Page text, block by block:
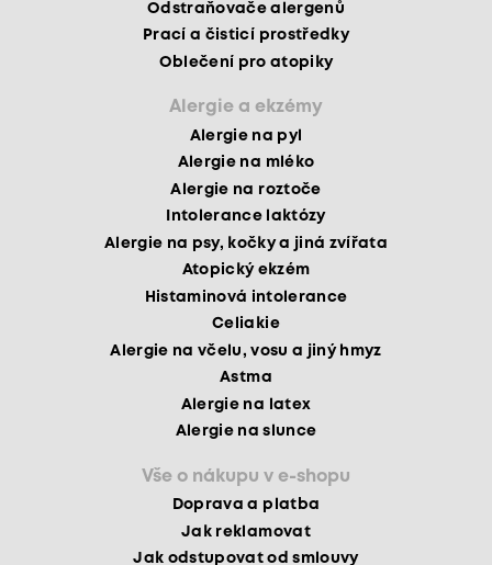
Odstraňovače alergenů
Prací a čisticí prostředky
Oblečení pro atopiky
Alergie a ekzémy
Alergie na pyl
Alergie na mléko
Alergie na roztoče
Intolerance laktózy
Alergie na psy, kočky a jiná zvířata
Atopický ekzém
Histaminová intolerance
Celiakie
Alergie na včelu, vosu a jiný hmyz
Astma
Alergie na latex
Alergie na slunce
Vše o nákupu v e-shopu
Doprava a platba
Jak reklamovat
Jak odstupovat od smlouvy